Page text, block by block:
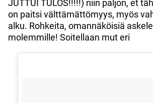
JUTTUI TULOS!!!!!) niin paljon, et
on paitsi välttämättömyys, myös
alku. Rohkeita, omannäköisiä
molemmille! Soitellaan mut eri